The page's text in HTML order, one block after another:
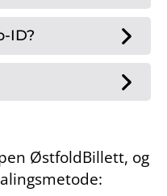
ID?
ØstfoldBillett, og